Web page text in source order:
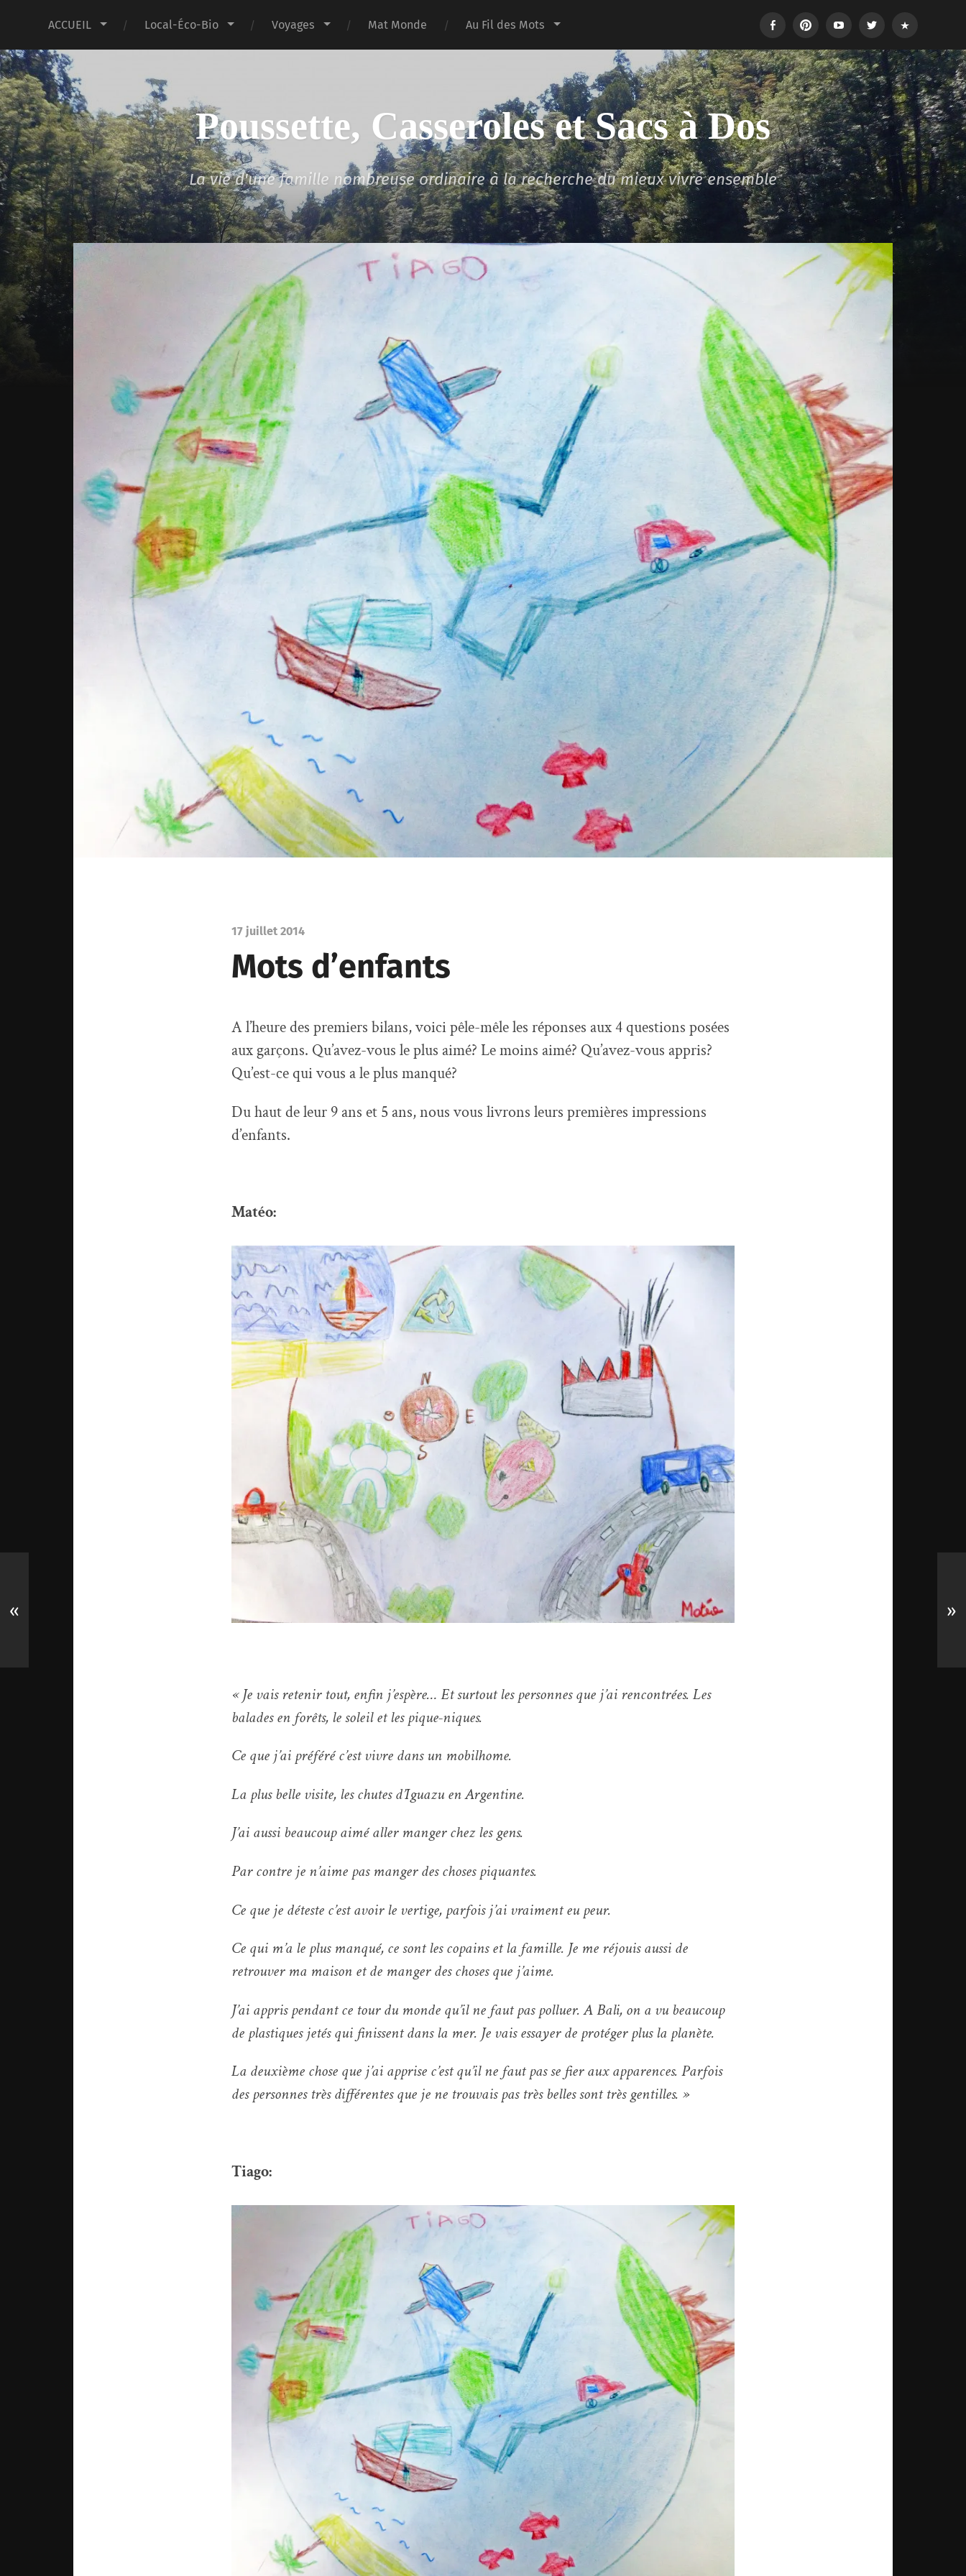
ACCUEIL Local-Éco-Bio Voyages Mat Monde Au Fil des Mots FacebookPinterestYoutubeTwitter Login
Poussette, Casseroles et Sacs à Dos
La vie d'une famille nombreuse ordinaire à la recherche du mieux vivre ensemble
17 juillet 2014
Mots d’enfants
A l’heure des premiers bilans, voici pêle-mêle les réponses aux 4 questions posées
aux garçons. Qu’avez-vous le plus aimé? Le moins aimé? Qu’avez-vous appris?
Qu’est-ce qui vous a le plus manqué?
Du haut de leur 9 ans et 5 ans, nous vous livrons leurs premières impressions
d’enfants.
Matéo:
« Je vais retenir tout, enfin j’espère… Et surtout les personnes que j’ai rencontrées. Les
balades en forêts, le soleil et les pique-niques.
Ce que j’ai préféré c’est vivre dans un mobilhome.
La plus belle visite, les chutes d’Iguazu en Argentine.
J’ai aussi beaucoup aimé aller manger chez les gens.
Par contre je n’aime pas manger des choses piquantes.
Ce que je déteste c’est avoir le vertige, parfois j’ai vraiment eu peur.
Ce qui m’a le plus manqué, ce sont les copains et la famille. Je me réjouis aussi de
retrouver ma maison et de manger des choses que j’aime.
J’ai appris pendant ce tour du monde qu’il ne faut pas polluer. A Bali, on a vu beaucoup
de plastiques jetés qui finissent dans la mer. Je vais essayer de protéger plus la planète.
La deuxième chose que j’ai apprise c’est qu’il ne faut pas se fier aux apparences. Parfois
des personnes très différentes que je ne trouvais pas très belles sont très gentilles. »
Tiago:
« »